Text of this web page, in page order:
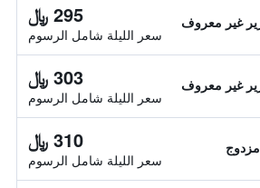
غير معروف 295 ﷼
سعر الليلة شامل الرسوم
غير معروف 303 ﷼
سعر الليلة شامل الرسوم
310 ﷼
سعر الليلة شامل الرسوم